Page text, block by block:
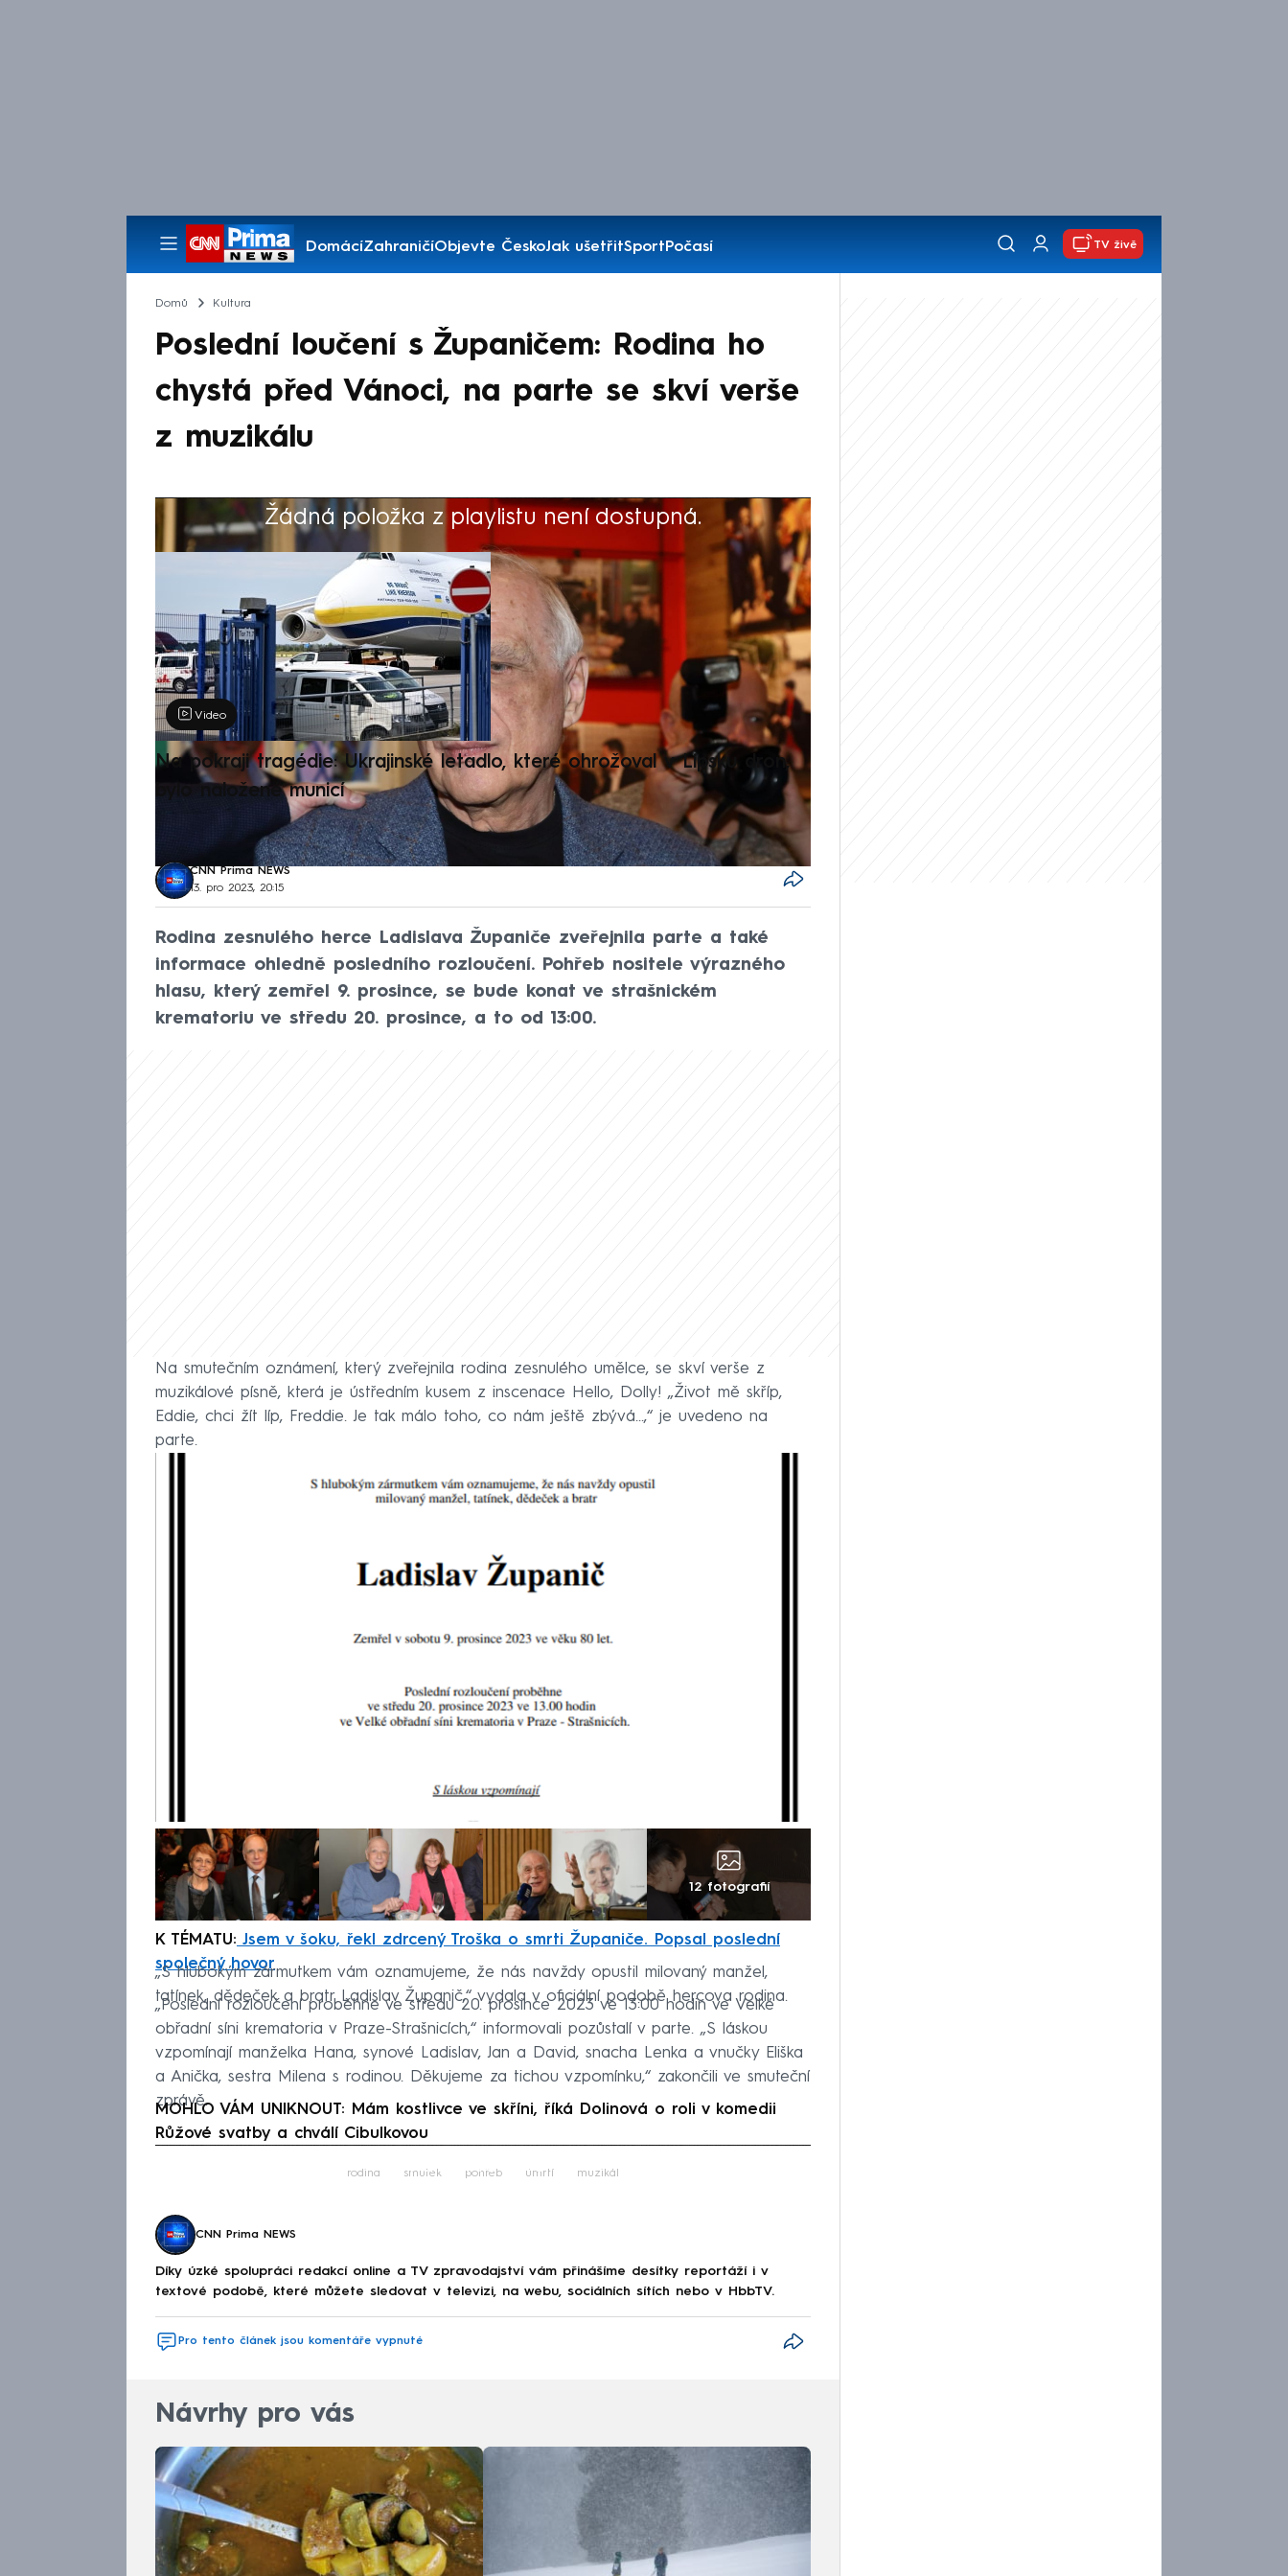
DomácíZahraničíObjevte ČeskoJak ušetřitSportPočasí
Pořady
TV živě
Domů Kultura
Poslední loučení s Županičem: Rodina ho
chystá před Vánoci, na parte se skví verše
z muzikálu
Žádná položka z playlistu není dostupná.
Výběr redakce
Video
Na pokraji tragédie: Ukrajinské letadlo, které ohrožoval v Lipsku dron,
bylo naložené municí
CNN Prima NEWS
13. pro 2023, 20:15
Rodina zesnulého herce Ladislava Županiče zveřejnila parte a také
informace ohledně posledního rozloučení. Pohřeb nositele výrazného
hlasu, který zemřel 9. prosince, se bude konat ve strašnickém
krematoriu ve středu 20. prosince, a to od 13:00.
Na smutečním oznámení, který zveřejnila rodina zesnulého umělce, se skví verše z
muzikálové písně, která je ústředním kusem z inscenace Hello, Dolly! „Život mě skříp,
Eddie, chci žít líp, Freddie. Je tak málo toho, co nám ještě zbývá...,“ je uvedeno na
parte.
12 fotografií
K TÉMATU: Jsem v šoku, řekl zdrcený Troška o smrti Županiče. Popsal poslední
společný hovor
„S hlubokým zármutkem vám oznamujeme, že nás navždy opustil milovaný manžel,
tatínek, dědeček a bratr Ladislav Županič,“ vydala v oficiální podobě hercova rodina.
„Poslední rozloučení proběhne ve středu 20. prosince 2023 ve 13:00 hodin ve Velké
obřadní síni krematoria v Praze-Strašnicích,“ informovali pozůstalí v parte. „S láskou
vzpomínají manželka Hana, synové Ladislav, Jan a David, snacha Lenka a vnučky Eliška
a Anička, sestra Milena s rodinou. Děkujeme za tichou vzpomínku,“ zakončili ve smuteční
zprávě.
MOHLO VÁM UNIKNOUT: Mám kostlivce ve skříni, říká Dolinová o roli v komedii
Růžové svatby a chválí Cibulkovou
Failed to fetch
rodina smutek pohřeb úmrtí muzikál
CNN Prima NEWS
Díky úzké spolupráci redakcí online a TV zpravodajství vám přinášíme desítky reportáží i v
textové podobě, které můžete sledovat v televizi, na webu, sociálních sítích nebo v HbbTV.
Pro tento článek jsou komentáře vypnuté
Návrhy pro vás